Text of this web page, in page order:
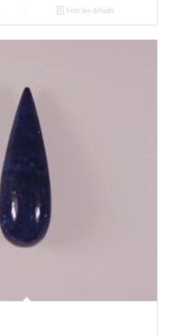
Voir les détails